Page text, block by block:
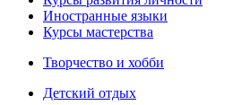
Иностранные языки
Курсы мастерства
Творчество и хобби
Детский отдых